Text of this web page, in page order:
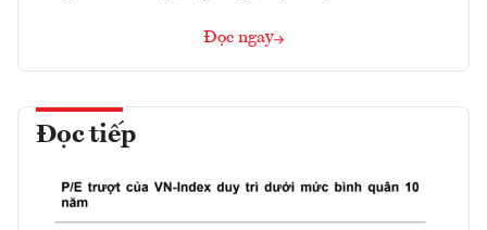
Đọc ngay
Đọc tiếp